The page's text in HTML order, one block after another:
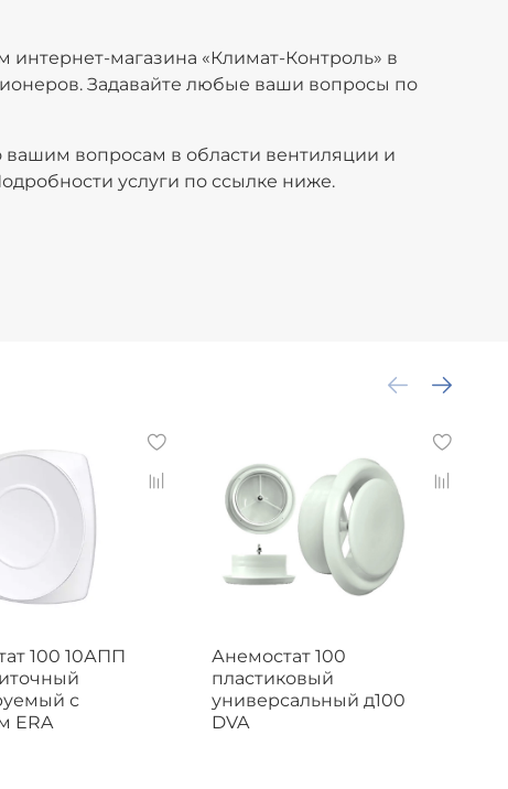
интернет-магазина «Климат-Контроль» в
Задавайте любые ваши вопросы по
вопросам в области вентиляции и
услуги по ссылке ниже.
100 10АПП
с
ERA
Анемостат 100
пластиковый
универсальный д100
DVA